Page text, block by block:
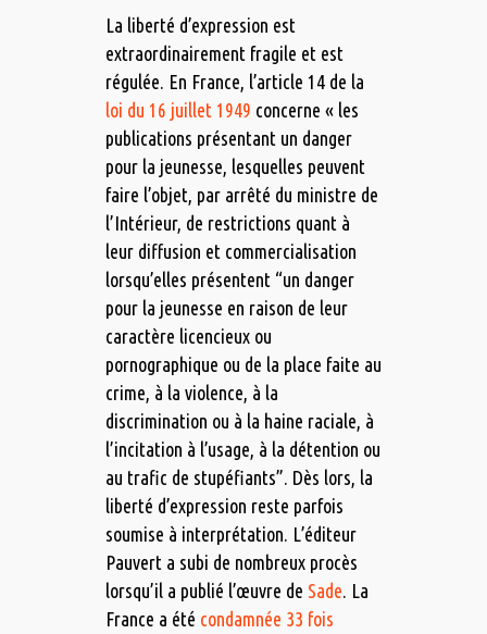
La liberté d’expression est
extraordinairement fragile et est
régulée. En France, l’article 14 de la
loi du 16 juillet 1949 concerne « les
publications présentant un danger
pour la jeunesse, lesquelles peuvent
faire l’objet, par arrêté du ministre de
l’Intérieur, de restrictions quant à
leur diffusion et commercialisation
lorsqu’elles présentent “un danger
pour la jeunesse en raison de leur
caractère licencieux ou
pornographique ou de la place faite au
crime, à la violence, à la
discrimination ou à la haine raciale, à
l’incitation à l’usage, à la détention ou
au trafic de stupéfiants”. Dès lors, la
liberté d’expression reste parfois
soumise à interprétation. L’éditeur
Pauvert a subi de nombreux procès
lorsqu’il a publié l’œuvre de Sade . La
France a été condamnée 33 fois